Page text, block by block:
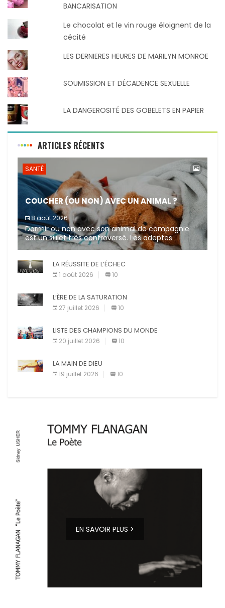
BANCARISATION
Le chocolat et le vin rouge éloignent de la
cécité
LES DERNIERES HEURES DE MARILYN MONROE
SOUMISSION ET DÉCADENCE SEXUELLE
LA DANGEROSITÉ DES GOBELETS EN PAPIER
ARTICLES RÉCENTS
SANTÉ
COUCHER (OU NON) AVEC UN ANIMAL ?
8 août 2026
Dormir ou non avec son animal de compagnie
est un sujet très controversé. Les adeptes
affirment que la présence de leur compagnon à
LA RÉUSSITE DE L’ÉCHEC
1 août 2026 10
L’ÈRE DE LA SATURATION
27 juillet 2026 10
LISTE DES CHAMPIONS DU MONDE
20 juillet 2026 10
LA MAIN DE DIEU
19 juillet 2026 10
EN SAVOIR PLUS >